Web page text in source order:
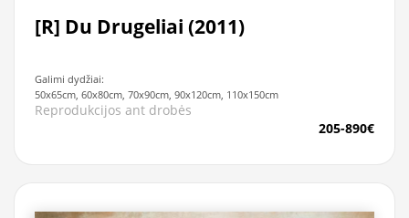
[R] Du Drugeliai (2011)
Galimi dydžiai:
50x65cm, 60x80cm, 70x90cm, 90x120cm, 110x150cm
Reprodukcijos ant drobės
205-890€